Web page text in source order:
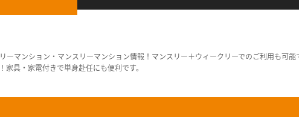
ーマンション・マンスリーマンション情報！マンスリー＋ウィークリーでのご利用も可
具・家電付きで単身赴任にも便利です。